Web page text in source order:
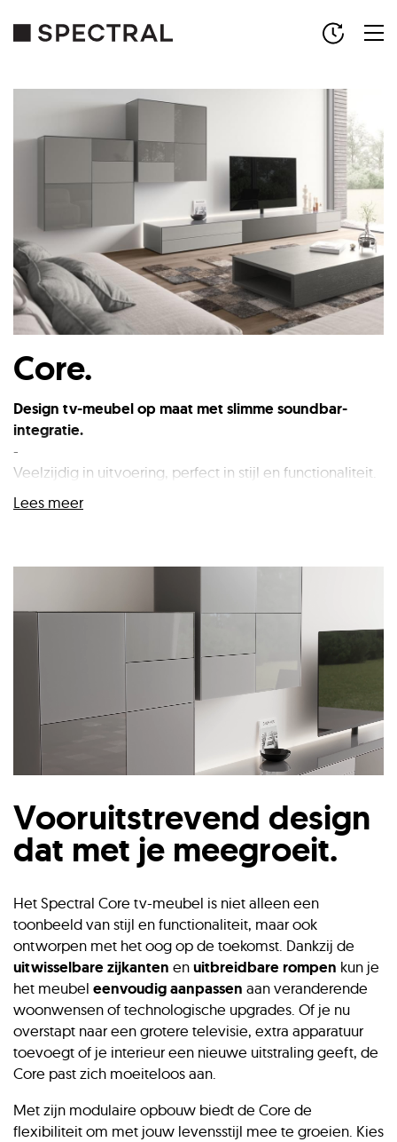
Core.
Design tv-meubel op maat met slimme soundbar-
integratie.
-
Veelzijdig in uitvoering, perfect in stijl en functionaliteit.
Het Spectral Core design tv-meubel combineert strakke
met 4 mm veiligheidsglas, straalt de Core rust en
kwaliteit uit. Dankzij de keuze uit
drie hoogtes, negen
breedtes
standaard diepte van 48 cm
meubel zich moeiteloos aan elke woonruimte aan.
Of je nu kiest voor optimale geluidsbeleving met een
soundbar — zoals de
Sonos Arc Ultra— of tevreden
bent met het krachtige geluid van bijvoorbeeld een
Loewe Stellar OLED-tv, de Spectral Core biedt beide
stoffront
en een in hoogte verstelbare soundbar-
adapter, volledig geïntegreerd in het meubel. Wie
liever kiest voor een gestroomlijnd geheel zonder
zichtbare apparatuur, kan de Core samenstellen met
gecombineerd met de unieke draaibare tv-kolom van
Spectral.
Lees meer over Spectral Core...
Lees meer
Vooruitstrevend design
dat met je meegroeit.
Het Spectral Core tv-meubel is niet alleen een
toonbeeld van stijl en functionaliteit, maar ook
ontworpen met het oog op de toekomst. Dankzij de
uitwisselbare zijkanten enuitbreidbare rompen kun je
het meubel eenvoudig aanpassen aan veranderende
woonwensen of technologische upgrades. Of je nu
overstapt naar een grotere televisie, extra apparatuur
toevoegt of je interieur een nieuwe uitstraling geeft, de
Core past zich moeiteloos aan.
Met zijn modulaire opbouw biedt de Core de
flexibiliteit om met jouw levensstijl mee te groeien. Kies